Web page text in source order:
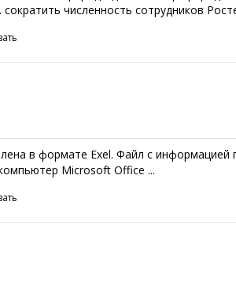
численность сотрудников
в формате Exel. Файл с информацией
Microsoft Office ...